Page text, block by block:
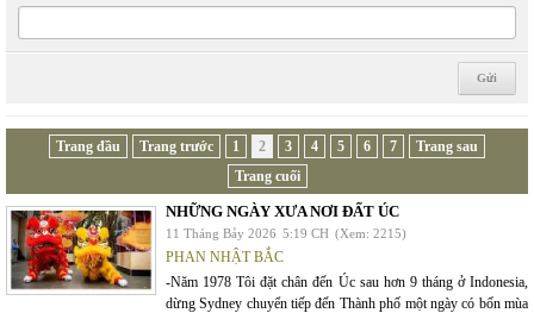
Trang đầu Trang trước 1 2 3 4 5 6 7
Trang sau
Trang cuối
NHỮNG NGÀY XƯA NƠI ĐẤT ÚC
11 Tháng Bảy 2026 5:19 CH (Xem: 2215)
PHAN NHẬT BẮC
-Năm 1978 Tôi đặt chân đến Úc sau hơn 9 tháng ở Indonesia,
dừng Sydney chuyển tiếp đến Thành phố một ngày có bốn mùa